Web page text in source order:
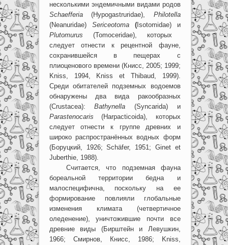
несколькими эндемичными видами родов
Schaefferia(Hypogastruridae), Philotella
(Neanuridae) Sericeotoma(Isotomidae) и
Plutomurus(Tomoceridae), которых
следует отнести к рецентной фауне,
сохранившейся в пещерах с
плиоценового времени (Книсс, 2005; 1999;
Kniss, 1994, Kniss et Thibaud, 1999).
Среди обитателей подземных водоемов
обнаружены два вида ракообразных
(Crustacea):Bathynella (Syncarida) и
Parastenocaris (Harpacticoida), которых
следует отнести к группе древних и
широко распространённых водных форм
(Боруцкий, 1926; Schäfer, 1951; Ginet et
Juberthie, 1988).
Считается, что подземная фауна
бореальной территории бедна и
малоспецифична, поскольку на ее
формирование повлияли глобальные
изменения климата (четвертичное
оледенение), уничтожившие почти все
древние виды (Бирштейн и Левушкин,
1966; Смирнов, Книсс, 1986; Kniss,